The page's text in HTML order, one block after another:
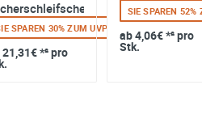
Ø125mm
SPAREN 30% ZUM UVP
21,31€*² pro
SIE SPAREN 52%
ab4,06€*² pro
Stk.